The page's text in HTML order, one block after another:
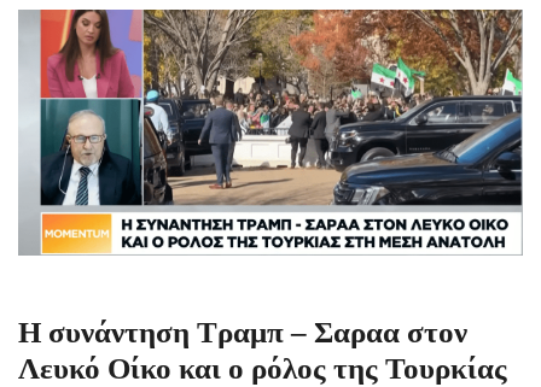
Η συνάντηση Τραμπ – Σαραα στον
Λευκό Οίκο και ο ρόλος της Τουρκίας